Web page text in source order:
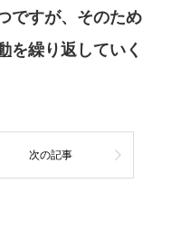
ですが、そのため
を繰り返していく
次の記事